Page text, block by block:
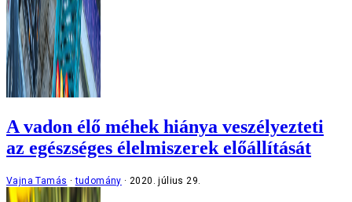
A vadon élő méhek hiánya veszélyezteti
az egészséges élelmiszerek előállítását
Vajna Tamás tudomány 2020. július 29.